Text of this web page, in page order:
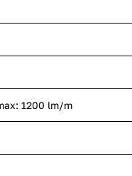
1200 lm/m